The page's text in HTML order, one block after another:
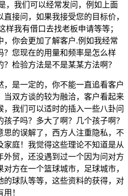
，我们可以经常发问，例如上面
接问，如果我接受您的目标价，
样我有借口去找老板申请等等；
，你会更加了解客户.例如我经常
？您现在的用量和频率是怎么样
检验方法是不是某某方法啊？
，是一定的，你不能一直追看客户
当双方谈的较为融洽，客户看起来
我们可以适时的插入一些八卦问
子吗？多大了啊？几个孩子啊？
思的误解了，西方人注重隐私，不
家庭！我觉得这些理论不知道是从
外贸，还没遇到过一个因为问对方
方在一个篮球城市，足球城市，
的球队等等，这些资料的获得，对
！